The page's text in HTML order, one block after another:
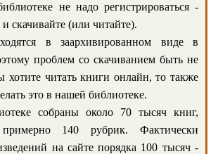
не надо регистрироваться -
и скачивайте (или читайте).
в заархивированном виде в
проблем со скачиванием быть не
хотите читать книги онлайн, то также
это в нашей библиотеке.
собраны около 70 тысяч книг,
140 рубрик. Фактически
на сайте порядка 100 тысяч -